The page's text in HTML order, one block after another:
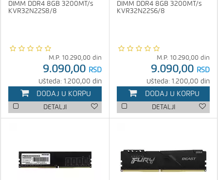
DIMM DDR4 8GB 3200MT/s
KVR32N22S8/8
M.P. 10.290,00 din
9.090,00 RSD
Ušteda: 1.200,00 din
DODAJ U KORPU
DETALJI
DIMM DDR4 8GB 3200MT/s
KVR32N22S6/8
M.P. 10.290,00 din
9.090,00 RSD
Ušteda: 1.200,00 din
DODAJ U KORPU
DETALJI